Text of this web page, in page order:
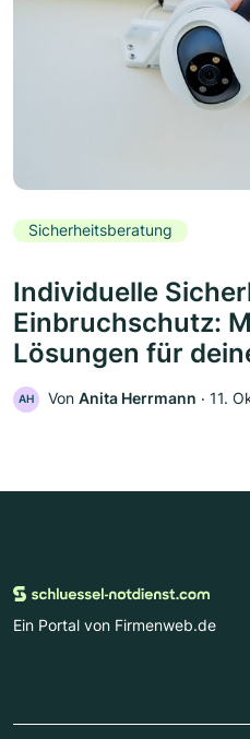
Sicherheitsberatung
Individuelle
Einbruchschutz:
Lösungen für
AH Von Anita Herrmann ‧ 11.
Ein Portal von Firmenweb.de